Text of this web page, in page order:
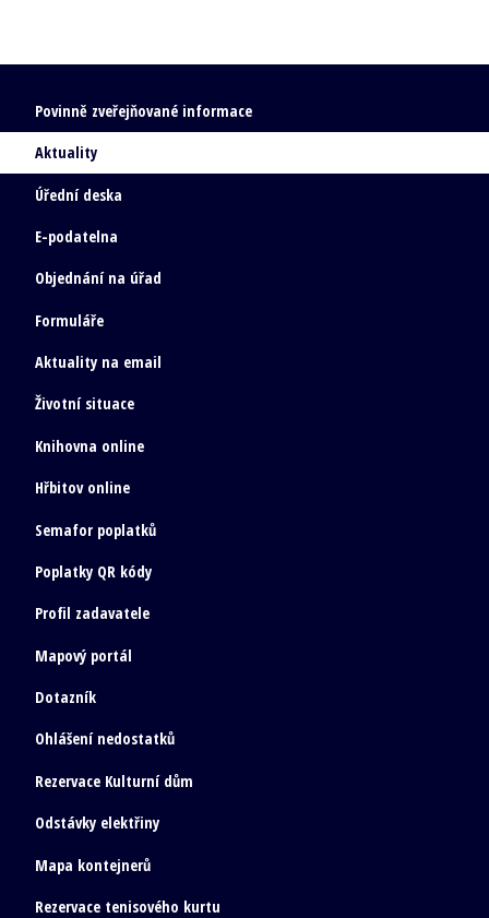
Povinně zveřejňované informace
Aktuality
Úřední deska
E-podatelna
Objednání na úřad
Formuláře
Aktuality na email
Životní situace
Knihovna online
Hřbitov online
Semafor poplatků
Poplatky QR kódy
Profil zadavatele
Mapový portál
Dotazník
Ohlášení nedostatků
Rezervace Kulturní dům
Odstávky elektřiny
Mapa kontejnerů
Rezervace tenisového kurtu